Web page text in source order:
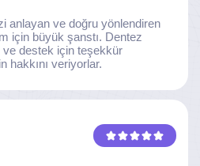
anlayan ve doğru yönlendiren
için büyük şanstı. Dentez
ve destek için teşekkür
hakkını veriyorlar.